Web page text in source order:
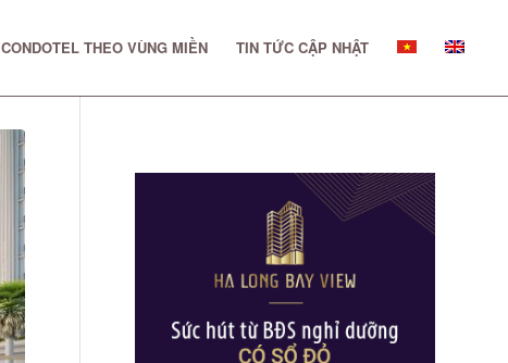
CONDOTEL THEO VÙNG MIỀN TIN TỨC CẬP NHẬT